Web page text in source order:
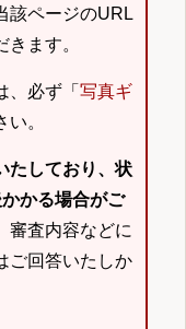
該ページのURL
ます。
必ず「 写真ギ
い。
たしており、状
かる場合がご
審査内容などに
ご回答いたしか